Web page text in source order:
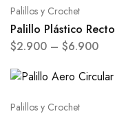
Palillos y Crochet
Palillo Plástico Recto
$2.900 – $6.900
Palillos y Crochet